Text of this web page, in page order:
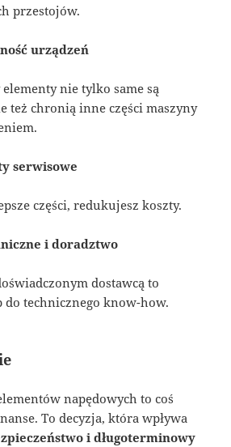
przestojów.
urządzeń
nie tylko same są
też chronią inne części maszyny
serwisowe
części, redukujesz koszty.
i doradztwo
dostawcą to
do technicznego know-how.
napędowych to coś
To decyzja, która wpływa
i długoterminowy